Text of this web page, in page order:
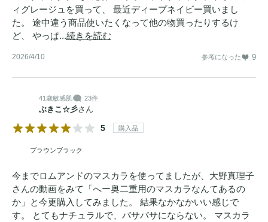
ィグレージュを買って、 最近ディープネイビー買いまし
た。 途中違う商品使いたくなって他の物買ったりするけ
ど、 やっぱ...続きを読む
2026/4/10 参考になった 9
41歳敏感肌 23件
ぶきこ☆彡さん
5 購入品
ブラウンブラック
今までロムアンドのマスカラを使ってましたが、大野真理子
さんの動画をみて「へー奥二重用のマスカラなんてあるの
か」と今更購入してみました。 結果なかなかいい感じで
す。 とてもナチュラルで、バサバサにならない。 マスカラ